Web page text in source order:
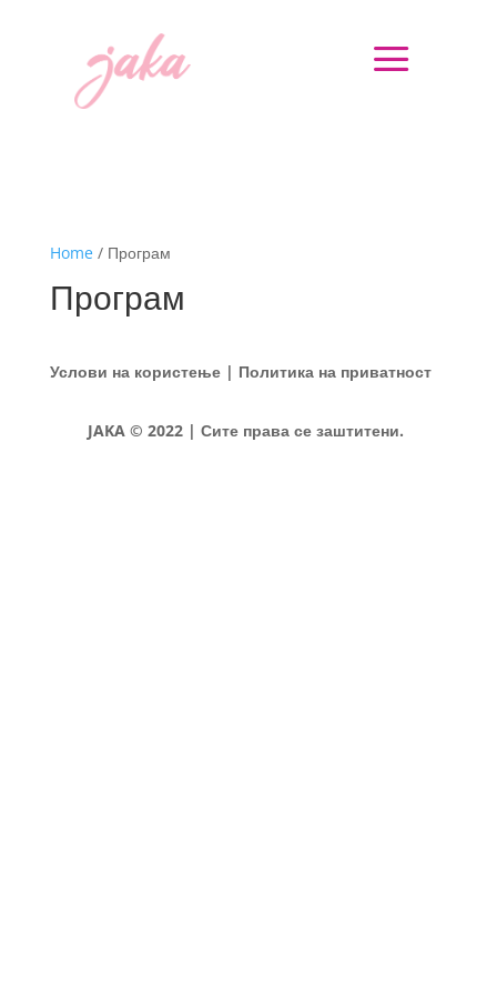
a
Home/ Програм
Програм
Услови на користење | Политика на приватност
JAKA © 2022 | Сите права се заштитени.